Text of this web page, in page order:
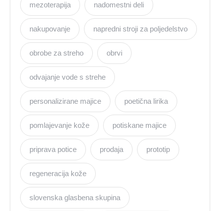
mezoterapija nadomestni deli
nakupovanje napredni stroji za poljedelstvo
obrobe za streho obrvi
odvajanje vode s strehe
personalizirane majice poetična lirika
pomlajevanje kože potiskane majice
priprava potice prodaja prototip
regeneracija kože
slovenska glasbena skupina